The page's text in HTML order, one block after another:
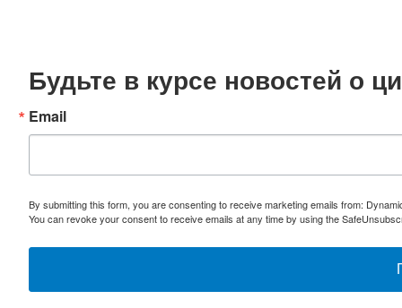
Будьте в курсе новостей о
Email
By submitting this form, you are consenting to receive marketing emails from:
You can revoke your consent to receive emails at any time by using the